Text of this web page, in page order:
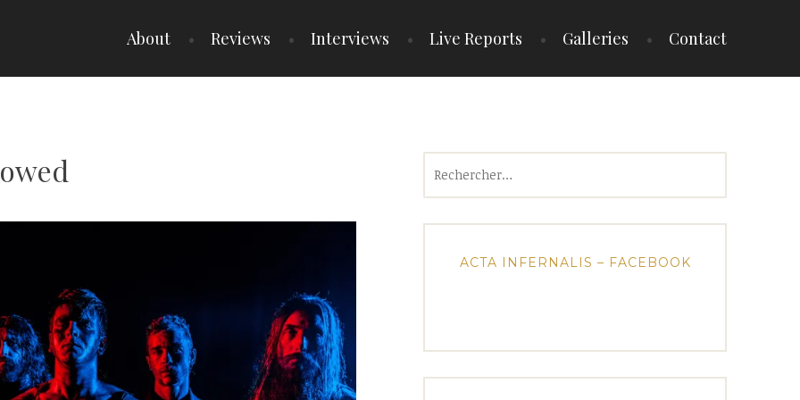
About Reviews Interviews Live Reports Galleries Contact
ACTA INFERNALIS – FACEBOOK